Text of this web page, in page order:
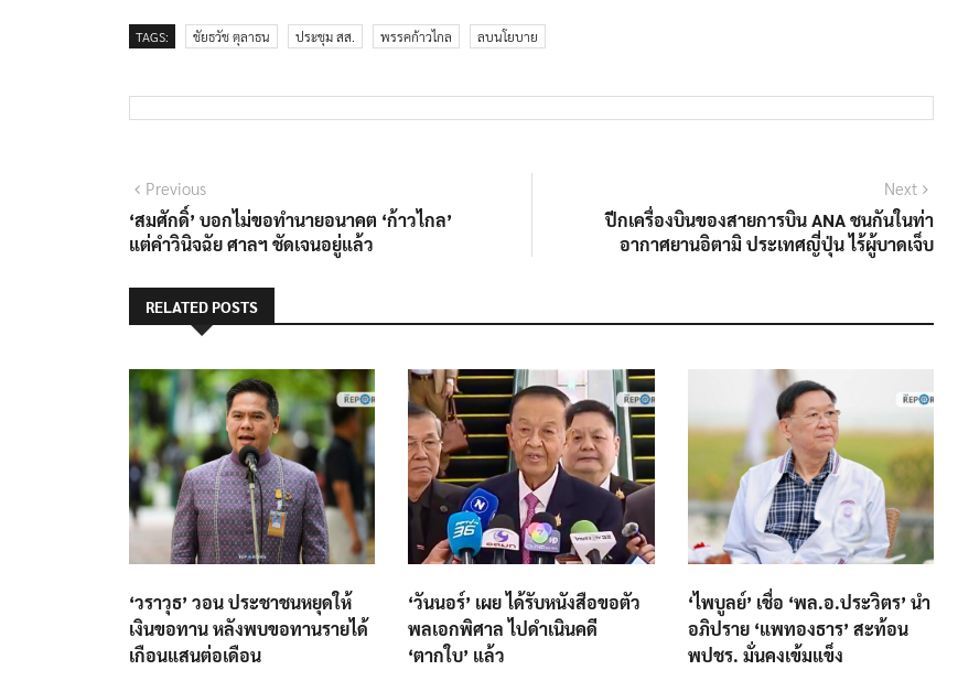
TAGS: ชัยธวัช ตุลาธน ประชุม สส. พรรคก้าวไกล ลบนโยบาย
แนะแนว
เรื่อง
PreviousPrevious
post:
‘สมศักดิ์’ บอกไม่ขอทำนายอนาคต ‘ก้าวไกล’
แต่คำวินิจฉัย ศาลฯ ชัดเจนอยู่แล้ว
Next
post:
ปีกเครื่องบินของสายการบิน ANA ชนกันในท่า
อากาศยานอิตามิ ประเทศญี่ปุ่น ไร้ผู้บาดเจ็บ
RELATED POSTS
‘วราวุธ’ วอน ประชาชนหยุดให้
เงินขอทาน หลังพบขอทานรายได้
เกือนแสนต่อเดือน
‘วันนอร์’ เผย ได้รับหนังสือขอตัว
พลเอกพิศาล ไปดำเนินคดี
‘ตากใบ’ แล้ว
‘ไพบูลย์’ เชื่อ ‘พล.อ.ประวิตร’ นำ
อภิปราย ‘แพทองธาร’ สะท้อน
พปชร. มั่นคงเข้มแข็ง